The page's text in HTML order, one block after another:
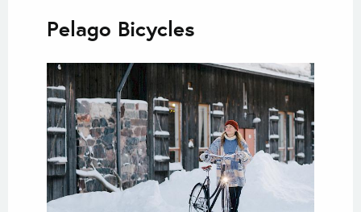
Pelago Bicycles